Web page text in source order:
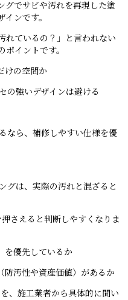
グでサビや汚れを再現した塗
ンです。
れているの？」と言われない
イントです。
けの空間か
の強いデザインは避ける
なら、補修しやすい仕様を優
グは、実際の汚れと混ざると
さえると判断しやすくなりま
を優先しているか
防汚性や資産価値）があるか
、施工業者から具体的に聞い